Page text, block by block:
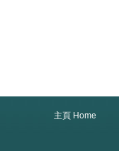
主頁 Home